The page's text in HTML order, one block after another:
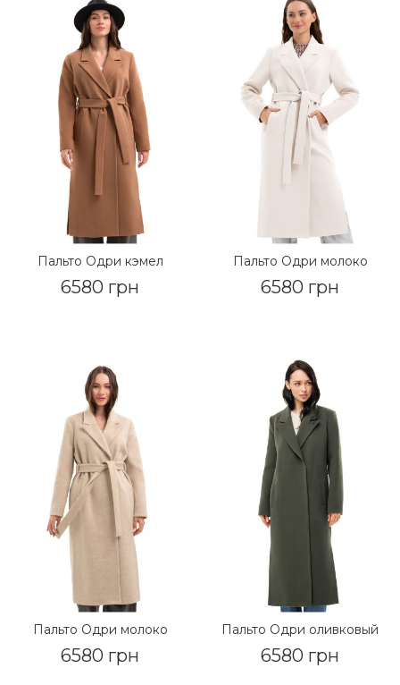
Пальто Одри кэмел
6580 грн
Пальто Одри молоко
6580 грн
Пальто Одри молоко
6580 грн
Пальто Одри оливковый
6580 грн